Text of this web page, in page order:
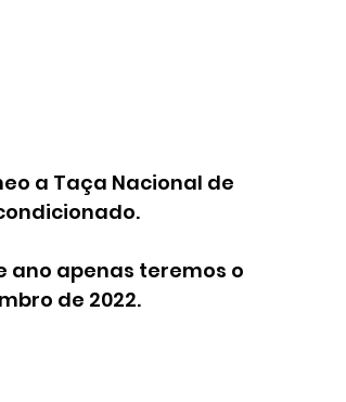
a Taça Nacional de
ano apenas teremos o
de 2022.